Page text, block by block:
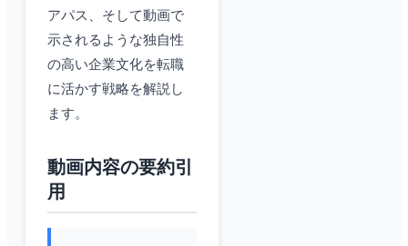
アパス、そして動画で
示されるような独自性
の高い企業文化を転職
に活かす戦略を解説し
ます。
動画内容の要約引
用